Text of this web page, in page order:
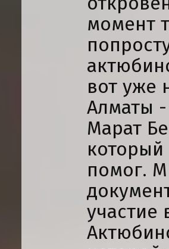
момент
вот уже
Алматы
Марат
помог.
участие